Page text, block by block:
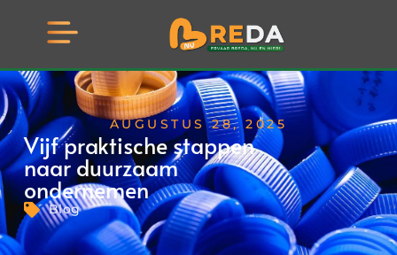
AUGUSTUS 28, 2025
Vijf praktische stappen
naar duurzaam
ondernemen
Blog